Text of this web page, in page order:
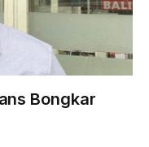
Bongkar